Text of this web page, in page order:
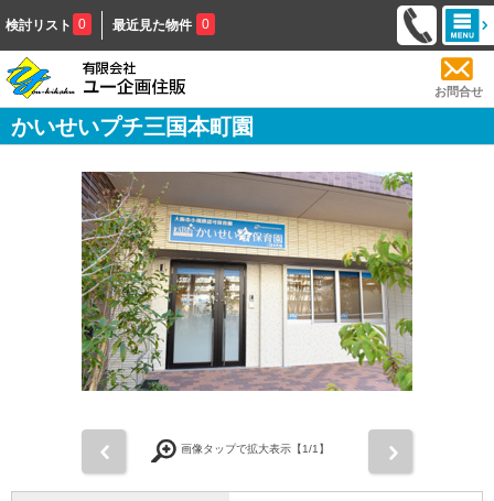
検討リスト 0 最近見た物件 0
お問合せ
かいせいプチ三国本町園
画像タップで拡大表示【1/1】